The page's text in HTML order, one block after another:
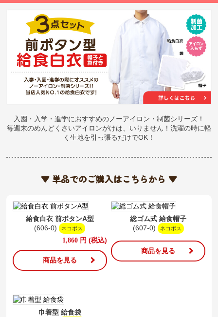
入園・入学・進学におすすめのノーアイロン・制菌シリーズ！
毎週末のめんどくさいアイロンがけは、いりません！洗濯の時に軽
く生地を引っ張るだけでOK！
▼ 単品でのご購入はこちらから ▼
給食白衣 前ボタンA型
(606-0)
ネコポス
1,860 円 (税込)
商品を見る
総ゴム式 給食帽子
(607-0)
ネコポス
商品を見る
巾着型 給食袋